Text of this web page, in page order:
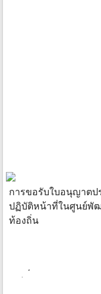
การขอรับใบอนุญาตป
ปฏิบัติหน้าที่ในศูนย์พัฒ
ท้องถิ่น